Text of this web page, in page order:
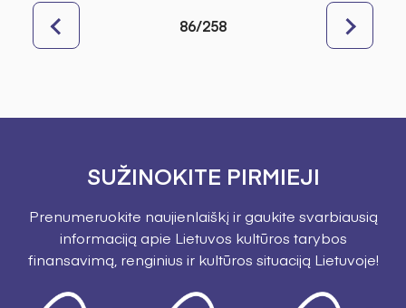
86/258
SUŽINOKITE PIRMIEJI
Prenumeruokite naujienlaiškį ir gaukite svarbiausią
informaciją apie Lietuvos kultūros tarybos
finansavimą, renginius ir kultūros situaciją Lietuvoje!